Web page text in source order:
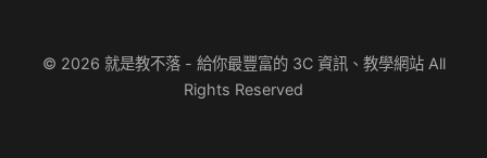
© 2026 就是教不落 - 給你最豐富的 3C 資訊、教學網站 All
Rights Reserved